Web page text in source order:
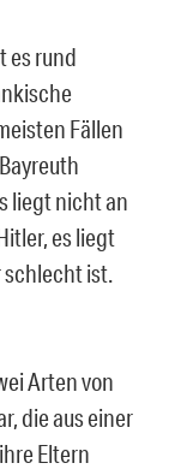
es rund
Fällen
liegt nicht an
es liegt
schlecht ist.
Arten von
die aus einer
Eltern